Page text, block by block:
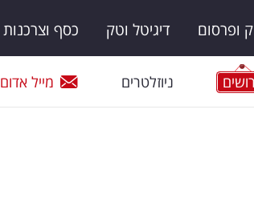
ופרסום דיגיטל וטק כסף וצרכנות
ניוזלטרים מייל אדום